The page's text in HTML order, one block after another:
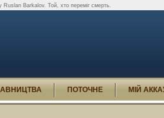
Ruslan Barkalov. Той, хто переміг смерть.
ПОТОЧНЕ МІЙ